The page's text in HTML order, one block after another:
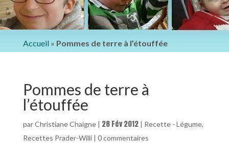
Accueil » Pommes de terre à l’étouffée
Pommes de terre à
l’étouffée
parChristiane Chaigne| 28 Fév 2012| Recette - Légume,
Recettes Prader-Willi| 0 commentaires